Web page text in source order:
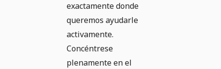
exactamente donde
queremos ayudarle
activamente.
Concéntrese
plenamente en el